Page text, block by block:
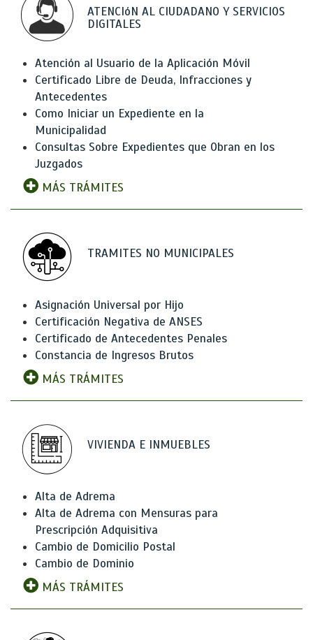
ATENCIóN AL CIUDADANO Y SERVICIOS
DIGITALES
Atención al Usuario de la Aplicación Móvil
Certificado Libre de Deuda, Infracciones y
Antecedentes
Como Iniciar un Expediente en la
Municipalidad
Consultas Sobre Expedientes que Obran en los
Juzgados
MÁS TRÁMITES
TRAMITES NO MUNICIPALES
Asignación Universal por Hijo
Certificación Negativa de ANSES
Certificado de Antecedentes Penales
Constancia de Ingresos Brutos
MÁS TRÁMITES
VIVIENDA E INMUEBLES
Alta de Adrema
Alta de Adrema con Mensuras para
Prescripción Adquisitiva
Cambio de Domicilio Postal
Cambio de Dominio
MÁS TRÁMITES